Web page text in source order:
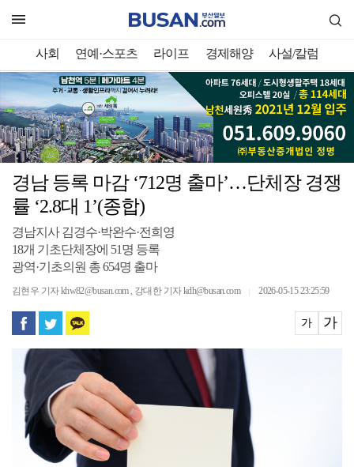
사회 연예·스포츠 라이프 경제해양 사설/칼럼
경남 등록 마감 ‘712명 출마’…단체장 경쟁
률 ‘2.8대 1’(종합)
경남지사 김경수·박완수·전희영
18개 기초단체장에 51명 등록
광역·기초의원 총 654명 출마
김현우 기자 khw82@busan.com , 강대한 기자 kdh@busan.com 2026-05-15 23:25:59
가 가